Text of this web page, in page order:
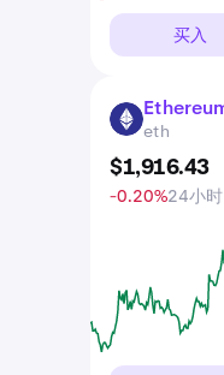
买入
ETH
eth
$1,916.43
-0.20%24小时